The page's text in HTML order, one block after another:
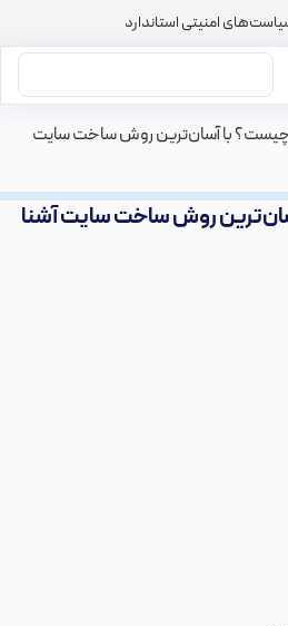
سیاست‌های امنیتی استاندارد
با آسان‌ترین روش ساخت سایت
روش ساخت سایت آشنا